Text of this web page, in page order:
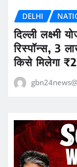
DELHI
दिल्ली लक्ष्मी
रिस्पॉन्स, 3
किसे मिलेगा